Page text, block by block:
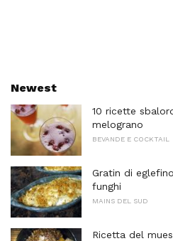
Newest
10 ricette
melograno
BEVANDE E COCKTAIL
Gratin di
funghi
MAINS DEL SUD
Ricetta del